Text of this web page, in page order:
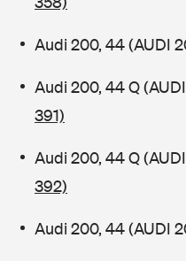
Audi 200, 44 (AUDI
Audi 200, 44 Q
391)
Audi 200, 44 Q
392)
Audi 200, 44 (AUDI